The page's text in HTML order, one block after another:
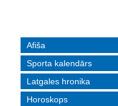
Afiša
Sporta kalendārs
Latgales hronika
Horoskops